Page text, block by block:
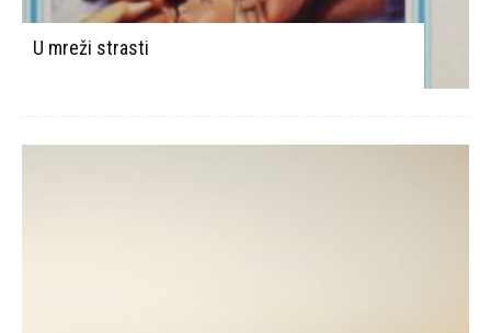
U mreži strasti